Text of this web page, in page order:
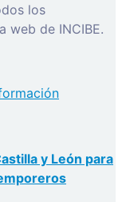
los
web de INCIBE.
y León para